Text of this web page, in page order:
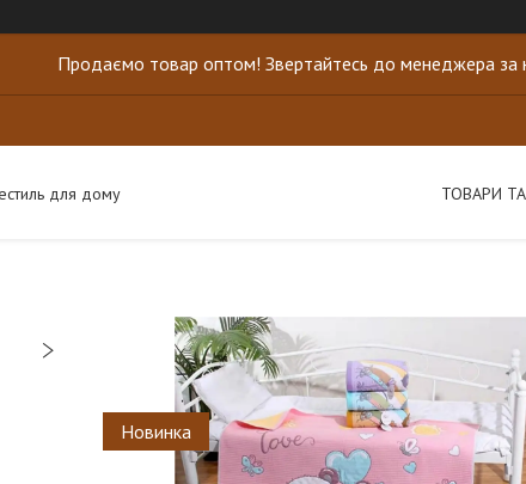
Продаємо товар оптом! Звертайтесь до менеджера за
для дому ТОВАРИ
Новинка